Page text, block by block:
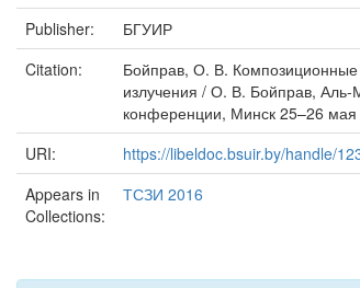
Publisher:
БГУИР
Citation:
Бойправ, О. В. Композиционные
излучения / О. В. Бойправ, Аль-
конференции, Минск 25–26 мая
URI:
https://libeldoc.bsuir.by/handle/
Appears in
Collections:
ТСЗИ 2016